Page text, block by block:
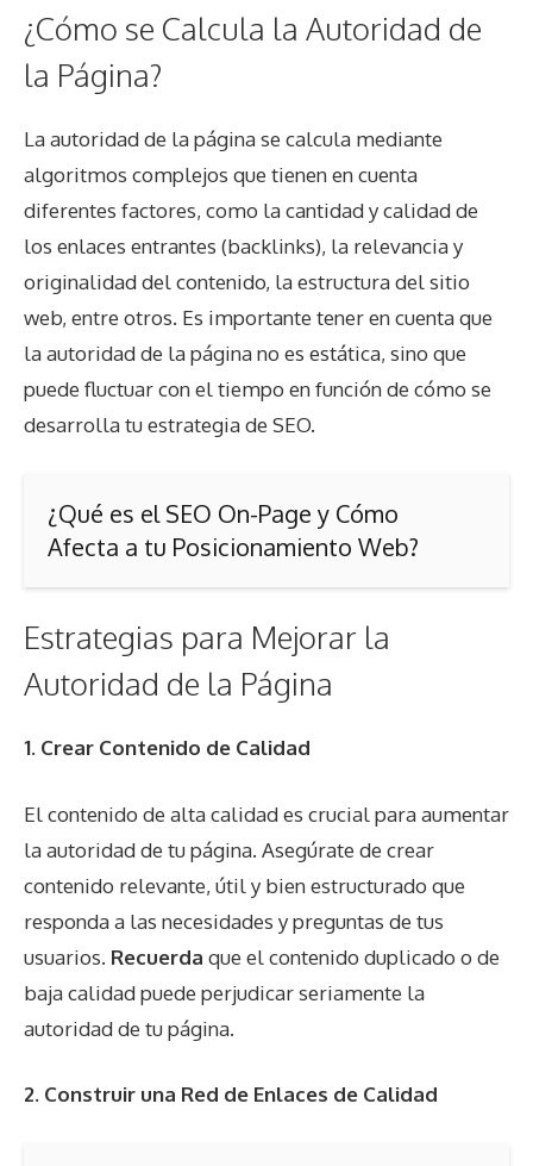
¿Cómo se Calcula la Autoridad de
la Página?
La autoridad de la página se calcula mediante
algoritmos complejos que tienen en cuenta
diferentes factores, como la cantidad y calidad de
los enlaces entrantes (backlinks), la relevancia y
originalidad del contenido, la estructura del sitio
web, entre otros. Es importante tener en cuenta que
la autoridad de la página no es estática, sino que
puede fluctuar con el tiempo en función de cómo se
desarrolla tu estrategia de SEO.
¿Qué es el SEO On-Page y Cómo
Afecta a tu Posicionamiento Web?
Estrategias para Mejorar la
Autoridad de la Página
1. Crear Contenido de Calidad
El contenido de alta calidad es crucial para aumentar
la autoridad de tu página. Asegúrate de crear
contenido relevante, útil y bien estructurado que
responda a las necesidades y preguntas de tus
usuarios. Recuerda que el contenido duplicado o de
baja calidad puede perjudicar seriamente la
autoridad de tu página.
2. Construir una Red de Enlaces de Calidad